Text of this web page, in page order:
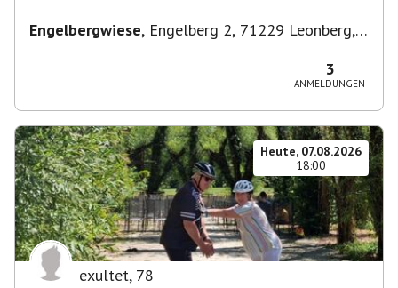
Engelbergwiese, Engelberg 2, 71229 Leonberg,
3
ANMELDUNGEN
Heute, 07.08.2026
18:00
exultet, 78